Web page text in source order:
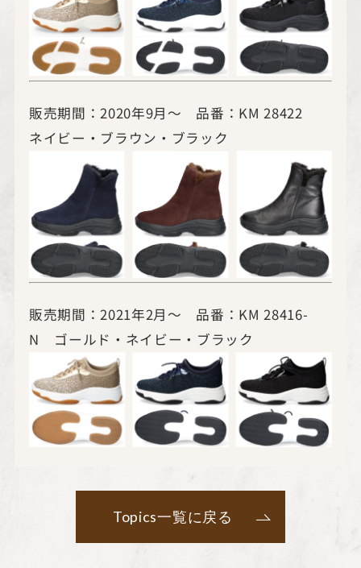
販売期間：2020年9月～ 品番：KM 28422
ネイビー・ブラウン・ブラック
販売期間：2021年2月～ 品番：KM 28416-
N ゴールド・ネイビー・ブラック
Topics一覧に戻る